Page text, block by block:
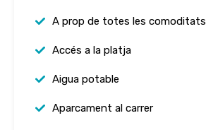
A prop de totes les comoditats
Accés a la platja
Aigua potable
Aparcament al carrer